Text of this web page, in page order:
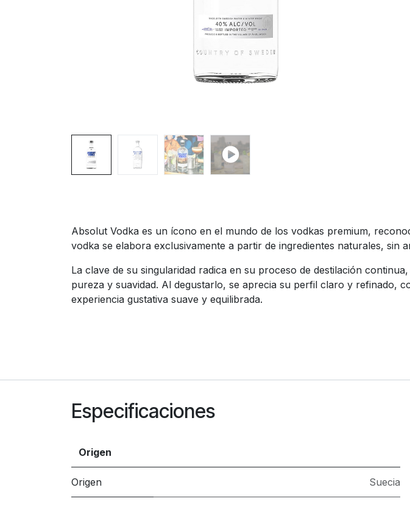
Absolut Vodka es un ícono en el mundo de los vodkas premium,
vodka se elabora exclusivamente a partir de ingredientes naturales,
La clave de su singularidad radica en su proceso de destilación
pureza y suavidad. Al degustarlo, se aprecia su perfil claro y refinado,
experiencia gustativa suave y equilibrada.
Especificaciones
Origen
Origen Suecia